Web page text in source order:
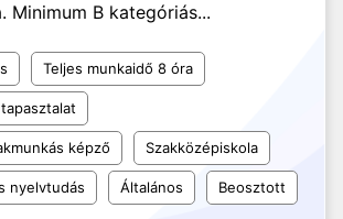
Minimum B kategóriás...
Teljes munkaidő 8 óra
képző Szakközépiskola
nyelvtudás Általános Beosztott